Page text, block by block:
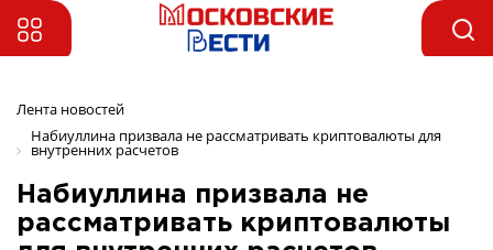
Лента новостей
Набиуллина призвала не рассматривать криптовалюты для
внутренних расчетов
Набиуллина призвала не
рассматривать криптовалюты